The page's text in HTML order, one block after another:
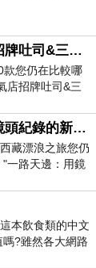
【書市快訊】日本人氣店招牌吐司&三明治110款
款您仍在比較哪
店招牌吐司&三
【中文書】一路天邊：用鏡頭紀錄的新疆、西藏漂浪之旅
藏漂浪之旅您仍
一路天邊：用鏡
本飲食類的中文
?雖然各大網路